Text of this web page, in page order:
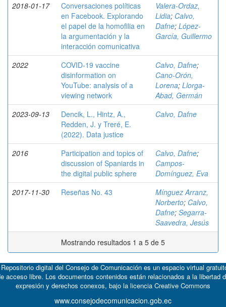
2018-01-17
Conversaciones políticas
en Facebook. Explorando
el papel de la homofilia en
la argumentación y la
interacción comunicativa
Valera-Ordaz,
Lidia; Calvo,
Dafne; López-
García, Guillermo
2022
COVID-19 vaccine
disinformation on
YouTube: analysis of a
viewing network
Calvo, Dafne;
Cano-Orón,
Lorena; Llorga-
Abad, Germán
2023-09-13
Dencik, L., Hintz, A.,
Redden, J. y Treré, E.
(2022). Data justice
Calvo, Dafne
2016
Participation and topics of
discussion of Spaniards in
the digital public sphere
Calvo, Dafne;
Campos-
Domínguez, Eva
2017-11-30
Reseñas No. 43
Mínguez Arranz,
Norberto; Calvo,
Dafne; Segarra-
Saavedra, Jesús
Mostrando resultados 1 a 5 de 5
digital del Consejo de Comunicación es un espacio virtual
acceso libre. Los documentos contenidos están relacionados a la libertad
expresión y derechos conexos, bajo la licencia Creative Commons
www.consejodecomunicacion.gob.ec